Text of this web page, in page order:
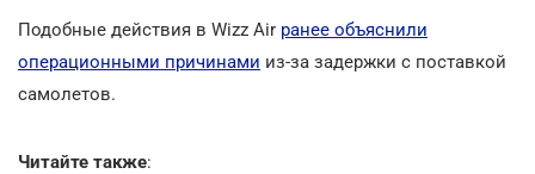
Подобные действия в Wizz Air ранее объяснили
операционными причинами из-за задержки с поставкой
самолетов.
Читайте также: